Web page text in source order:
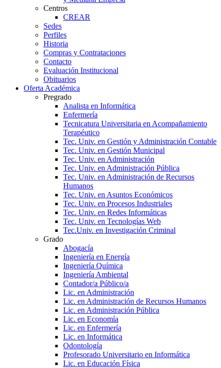
Centros
CREAR
Sedes
Perfiles
Historia
Compras y Contrataciones
Contacto
Evaluación Institucional
Obituarios
Oferta Académica
Pregrado
Analista en Informática
Enfermería
Tecnicatura Universitaria en Acompañamiento
Terapéutico
Tec. Univ. en Gestión y Administración Contable
Tec. Univ. en Gestión Municipal
Tec. Univ. en Administración
Tec. Univ. en Administración Pública
Tec. Univ. en Administración de Recursos
Humanos
Tec. Univ. en Asuntos Económicos
Tec. Univ. en Procesos Industriales
Tec. Univ. en Redes Informáticas
Tec. Univ. en Tecnologías Web
Tec.Univ. en Investigación Criminal
Grado
Abogacía
Ingeniería en Energía
Ingeniería Química
Ingeniería Ambiental
Contador/a Público/a
Lic. en Administración
Lic. en Administración de Recursos Humanos
Lic. en Administración Pública
Lic. en Economía
Lic. en Enfermería
Lic. en Informática
Odontología
Profesorado Universitario en Informática
Lic. en Educación Física